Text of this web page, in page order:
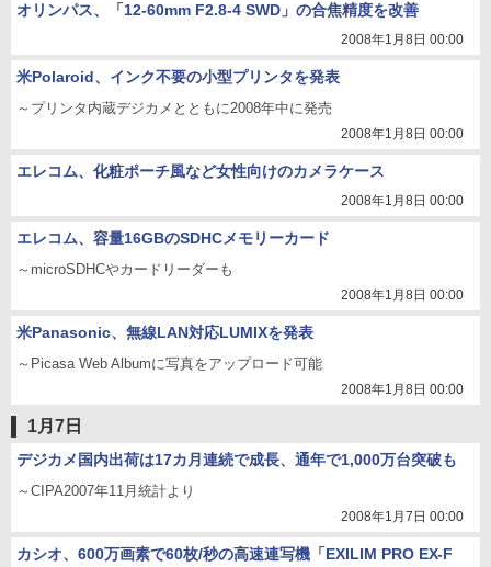
オリンパス、「12-60mm F2.8-4 SWD」の合焦精度を改善
2008年1月8日 00:00
米Polaroid、インク不要の小型プリンタを発表
～プリンタ内蔵デジカメとともに2008年中に発売
2008年1月8日 00:00
エレコム、化粧ポーチ風など女性向けのカメラケース
2008年1月8日 00:00
エレコム、容量16GBのSDHCメモリーカード
～microSDHCやカードリーダーも
2008年1月8日 00:00
米Panasonic、無線LAN対応LUMIXを発表
～Picasa Web Albumに写真をアップロード可能
2008年1月8日 00:00
1月7日
デジカメ国内出荷は17カ月連続で成長、通年で1,000万台突破も
～CIPA2007年11月統計より
2008年1月7日 00:00
カシオ、600万画素で60枚/秒の高速連写機「EXILIM PRO EX-F